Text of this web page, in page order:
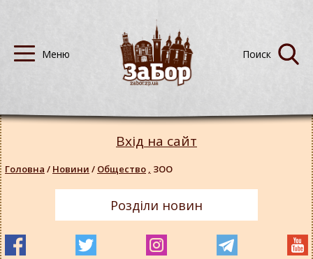
Вхід на сайт
Головна / Новини / Общество , ЗОО
Розділи новин